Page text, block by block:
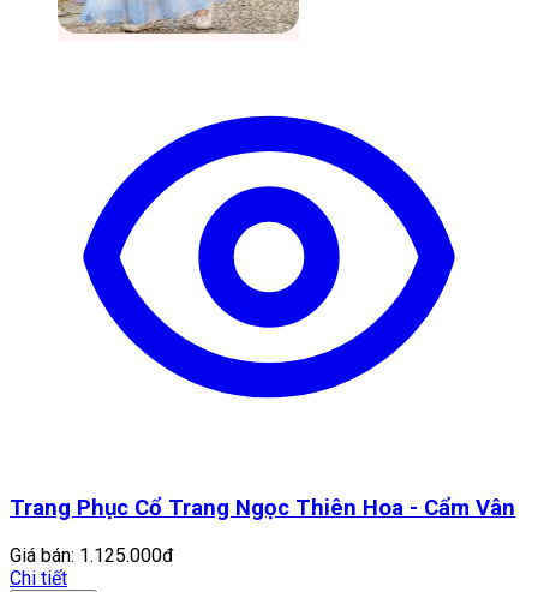
Trang Phục Cổ Trang Ngọc Thiên Hoa - Cẩm Vân
Giá bán: 1.125.000đ
Chi tiết